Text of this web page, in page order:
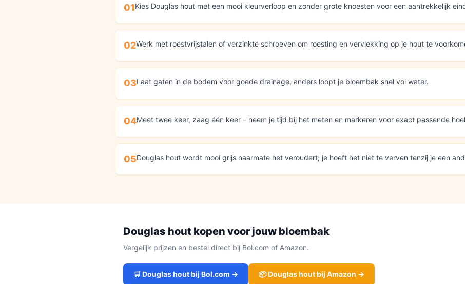
01Kies Douglas hout met een mooi kleurverloop en zonder grote knoesten voor een aantrekkelijk
02Werk met roestvrijstalen of verzinkte schroeven om roesting en vervlekking op je hout te
03Laat gaten in de bodem voor goede drainage, anders loopt je bloembak snel vol water.
04Meet twee keer, zaag één keer – neem je tijd bij het meten en markeren voor exact passende
05Douglas hout wordt mooi grijs naarmate het veroudert; je hoeft het niet te verven tenzij je een
Douglas hout kopen voor jouw bloembak
Vergelijk prijzen en bestel direct bij Bol.com of Amazon.
🛒Douglas houtbij Bol.com → 📦Douglas houtbij Amazon →